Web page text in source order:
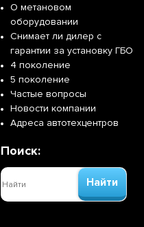
О метановом
оборудовании
Снимает ли дилер с
гарантии за установку ГБО
4 поколение
5 поколение
Частые вопросы
Новости компании
Адреса автотехцентров
Поиск:
Найти